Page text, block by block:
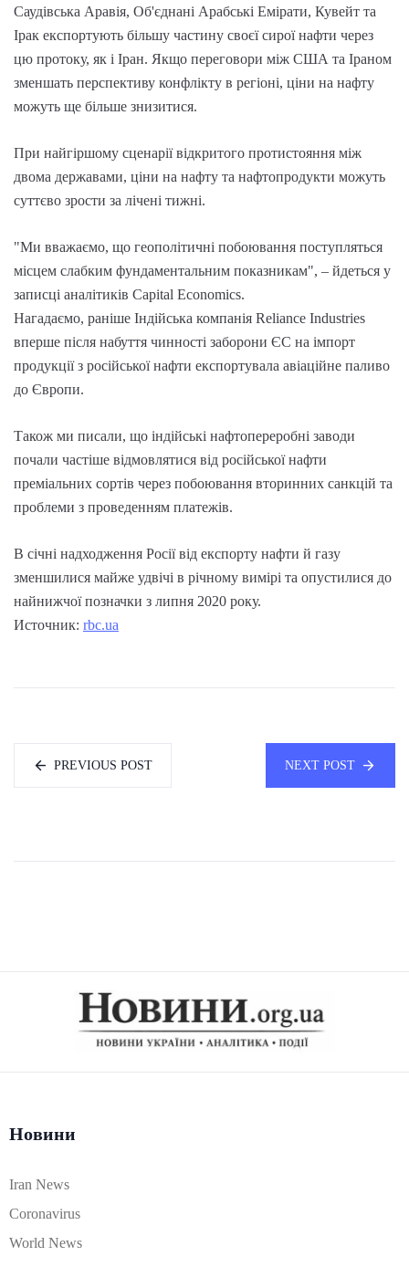
Саудівська Аравія, Об'єднані Арабські Емірати, Кувейт та
Ірак експортують більшу частину своєї сирої нафти через
цю протоку, як і Іран. Якщо переговори між США та Іраном
зменшать перспективу конфлікту в регіоні, ціни на нафту
можуть ще більше знизитися.
При найгіршому сценарії відкритого протистояння між
двома державами, ціни на нафту та нафтопродукти можуть
суттєво зрости за лічені тижні.
"Ми вважаємо, що геополітичні побоювання поступляться
місцем слабким фундаментальним показникам", – йдеться у
записці аналітиків Capital Economics.
Нагадаємо, раніше Індійська компанія Reliance Industries
вперше після набуття чинності заборони ЄС на імпорт
продукції з російської нафти експортувала авіаційне паливо
до Європи.
Також ми писали, що індійські нафтопереробні заводи
почали частіше відмовлятися від російської нафти
преміальних сортів через побоювання вторинних санкцій та
проблеми з проведенням платежів.
В січні надходження Росії від експорту нафти й газу
зменшилися майже удвічі в річному вимірі та опустилися до
найнижчої позначки з липня 2020 року.
Источник: rbc.ua
PREVIOUS POST NEXT POST
Новини
Iran News
Coronavirus
World News